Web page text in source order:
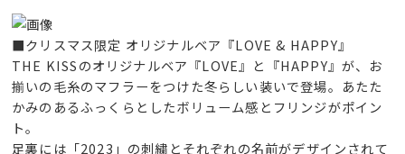
■クリスマス限定 オリジナルベア『LOVE & HAPPY』
THE KISSのオリジナルベア『LOVE』と『HAPPY』が、お
揃いの毛糸のマフラーをつけた冬らしい装いで登場。あたた
かみのあるふっくらとしたボリューム感とフリンジがポイン
ト。
足裏には「2023」の刺繍とそれぞれの名前がデザインされて